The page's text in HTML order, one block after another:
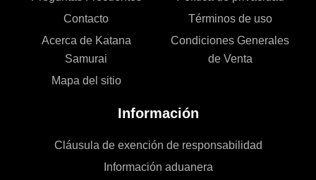
Contacto
Acerca de Katana
Samurai
Mapa del sitio
Términos de uso
Condiciones Generales
de Venta
Información
Cláusula de exención de responsabilidad
Información aduanera